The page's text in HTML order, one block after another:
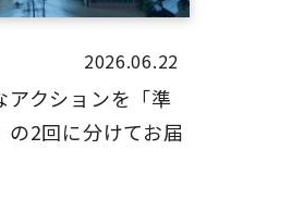
2026.06.22
アクションを「準
2回に分けてお届